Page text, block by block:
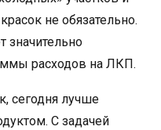
не обязательно.
значительно
расходов на ЛКП.
сегодня лучше
С задачей